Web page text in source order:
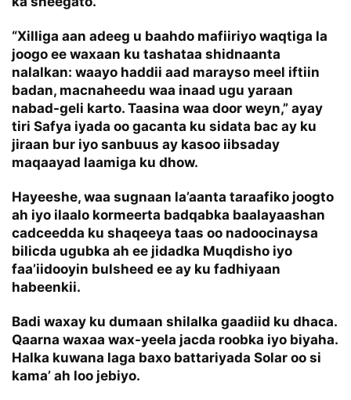
“Xilliga aan adeeg u baahdo mafiiriyo waqtiga la
joogo ee waxaan ku tashataa shidnaanta
nalalkan: waayo haddii aad marayso meel iftiin
badan, macnaheedu waa inaad ugu yaraan
nabad-geli karto. Taasina waa door weyn,” ayay
tiri Safya iyada oo gacanta ku sidata bac ay ku
jiraan bur iyo sanbuus ay kasoo iibsaday
maqaayad laamiga ku dhow.
Hayeeshe, waa sugnaan la’aanta taraafiko joogto
ah iyo ilaalo kormeerta badqabka baalayaashan
cadceedda ku shaqeeya taas oo nadoocinaysa
bilicda ugubka ah ee jidadka Muqdisho iyo
faa’iidooyin bulsheed ee ay ku fadhiyaan
habeenkii.
Badi waxay ku dumaan shilalka gaadiid ku dhaca.
Qaarna waxaa wax-yeela jacda roobka iyo biyaha.
Halka kuwana laga baxo battariyada Solar oo si
kama’ ah loo jebiyo.